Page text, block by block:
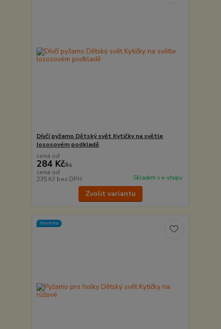
Dívčí pyžamo Dětský svět Kytičky na světle
lososovém podkladě
cena od
284 Kč/ks
cena od
235 Kč bez DPH Skladem v e-shopu
Zvolit variantu
Novinka